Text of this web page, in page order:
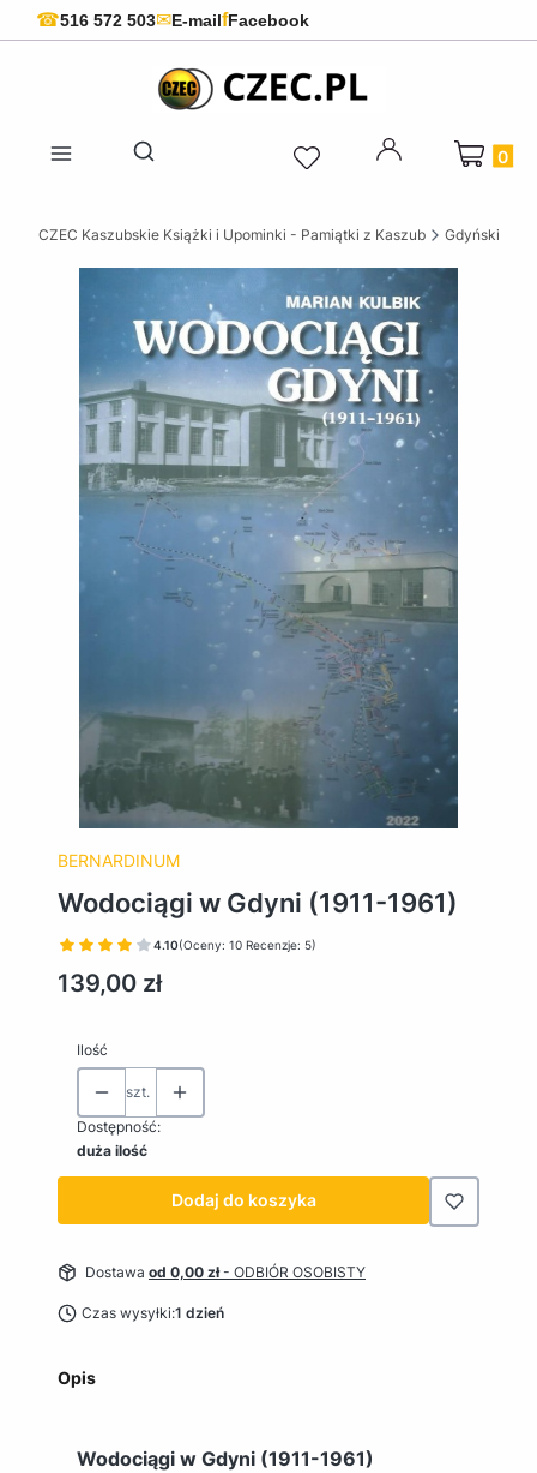
☎516 572 503✉E-mailfFacebook
Otwórz wyszukiwarkę
Produkty
CZEC Kaszubskie Książki i Upominki - Pamiątki z Kaszub Gdyńskie
BERNARDINUM
Wodociągi w Gdyni (1911-1961)
4.10(Oceny: 10 Recenzje: 5)
Cena
139,00 zł
Ilość
szt.
Dostępność:
duża ilość
Dodaj do koszyka
Dostawa od 0,00 zł- ODBIÓR OSOBISTY
Czas wysyłki:1 dzień
Opis
Wodociągi w Gdyni (1911-1961)